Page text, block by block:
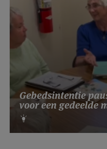
Gebedsintentie
voor een gedeelde